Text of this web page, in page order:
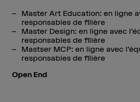
Master Art Education: en ligne
responsables de filière
Master Design: en ligne avec
responsables de filière
Mastser MCP: en ligne avec
responsables de filière
Open End